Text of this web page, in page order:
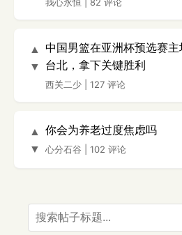
▲
▼
中国男篮在亚洲杯预选赛
台北，拿下关键胜利
西关二少 127 评论
▲
▼
你会为养老过度焦虑吗
心分石谷 102 评论